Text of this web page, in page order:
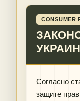
CONSUMER
Согласно
защите